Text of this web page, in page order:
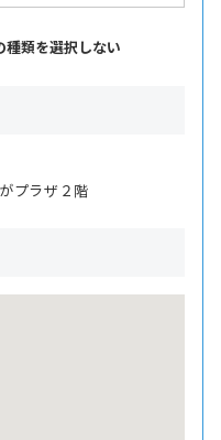
種類を選択しない
プラザ２階